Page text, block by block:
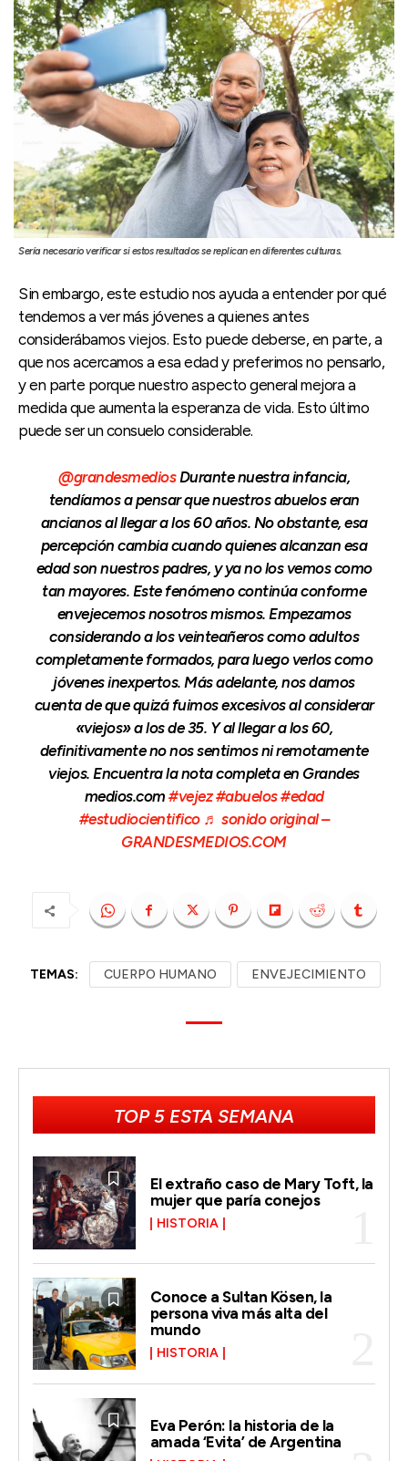
Sería necesario verificar si estos resultados se replican en diferentes culturas.
Sin embargo, este estudio nos ayuda a entender por qué
tendemos a ver más jóvenes a quienes antes
considerábamos viejos. Esto puede deberse, en parte, a
que nos acercamos a esa edad y preferimos no pensarlo,
y en parte porque nuestro aspecto general mejora a
medida que aumenta la esperanza de vida. Esto último
puede ser un consuelo considerable.
@grandesmediosDurante nuestra infancia,
tendíamos a pensar que nuestros abuelos eran
ancianos al llegar a los 60 años. No obstante, esa
percepción cambia cuando quienes alcanzan esa
edad son nuestros padres, y ya no los vemos como
tan mayores. Este fenómeno continúa conforme
envejecemos nosotros mismos. Empezamos
considerando a los veinteañeros como adultos
completamente formados, para luego verlos como
jóvenes inexpertos. Más adelante, nos damos
cuenta de que quizá fuimos excesivos al considerar
«viejos» a los de 35. Y al llegar a los 60,
definitivamente no nos sentimos ni remotamente
viejos. Encuentra la nota completa en Grandes
medios.com #vejez #abuelos#edad
#estudiocientifico ♬ sonido original –
GRANDESMEDIOS.COM
TEMAS: CUERPO HUMANO ENVEJECIMIENTO
TOP 5 ESTA SEMANA
El extraño caso de Mary Toft, la
mujer que paría conejos
HISTORIA
Conoce a Sultan Kösen, la
persona viva más alta del
mundo
HISTORIA
Eva Perón: la historia de la
amada ‘Evita’ de Argentina